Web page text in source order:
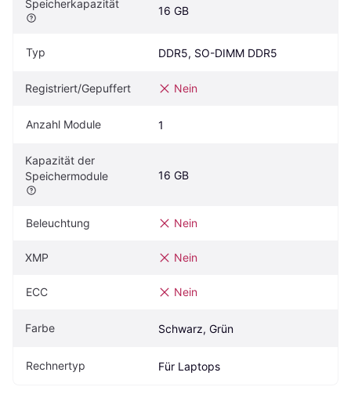
Speicherkapazität
16 GB
Typ DDR5, SO-DIMM DDR5
Registriert/Gepuffert Nein
Anzahl Module 1
Kapazität der
Speichermodule
16 GB
Beleuchtung Nein
XMP Nein
ECC Nein
Farbe Schwarz, Grün
Rechnertyp Für Laptops